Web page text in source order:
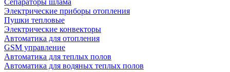
Электрические приборы отопления
Пушки тепловые
Электрические конвекторы
Автоматика для отопления
GSM управление
Автоматика для теплых полов
Автоматика для водяных теплых полов